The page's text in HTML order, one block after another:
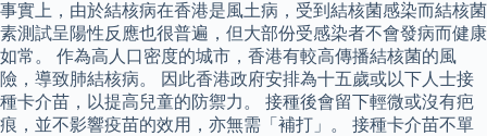
事實上，由於結核病在香港是風土病，受到結核菌感染而結核菌
素測試呈陽性反應也很普遍，但大部份受感染者不會發病而健康
如常。 作為高人口密度的城市，香港有較高傳播結核菌的風
險，導致肺結核病。 因此香港政府安排為十五歲或以下人士接
種卡介苗，以提高兒童的防禦力。 接種後會留下輕微或沒有疤
痕，並不影響疫苗的效用，亦無需「補打」。 接種卡介苗不單